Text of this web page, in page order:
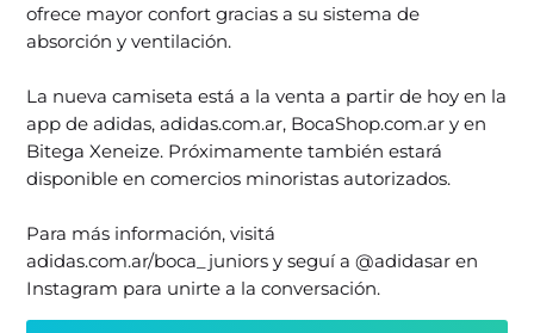
ofrece mayor confort gracias a su sistema de
absorción y ventilación.
La nueva camiseta está a la venta a partir de hoy en la
app de adidas, adidas.com.ar, BocaShop.com.ar y en
Bitega Xeneize. Próximamente también estará
disponible en comercios minoristas autorizados.
Para más información, visitá
adidas.com.ar/boca_juniors y seguí a @adidasar en
Instagram para unirte a la conversación.